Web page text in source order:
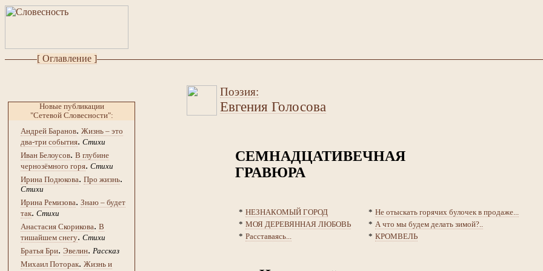
[ Оглавление ]
Новые публикации
"Сетевой Словесности":
Андрей Баранов. Жизнь – это
два-три события. Стихи
Иван Белоусов. В глубине
чернозёмного горя. Стихи
Ирина Подюкова. Про жизнь.
Стихи
Ирина Ремизова. Знаю – будет
так. Стихи
Анастасия Скорикова. В
тишайшем снегу. Стихи
Братья Бри. Эвелин. Рассказ
Михаил Поторак. Жизнь и
Поэзия:
Евгения Голосова
СЕМНАДЦАТИВЕЧНАЯ
ГРАВЮРА
* НЕЗНАКОМЫЙ ГОРОД
* МОЯ ДЕРЕВЯННАЯ ЛЮБОВЬ
* Расставаясь...
* Не отыскать горячих булочек в продаже...
* А что мы будем делать зимой?..
* КРОМВЕЛЬ